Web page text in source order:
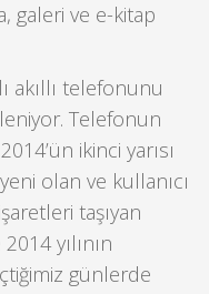
galeri ve e-kitap
akıllı telefonunu
Telefonun
ikinci yarısı
olan ve kullanıcı
taşıyan
yılının
günlerde